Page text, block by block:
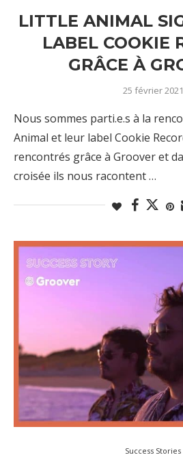
LITTLE ANIMAL
LABEL COOKIE
GRÂCE À
25 février 2021
Nous sommes parti.e.s à la
Animal et leur label Cookie
rencontrés grâce à Groover et
croisée ils nous racontent …
Success Stories